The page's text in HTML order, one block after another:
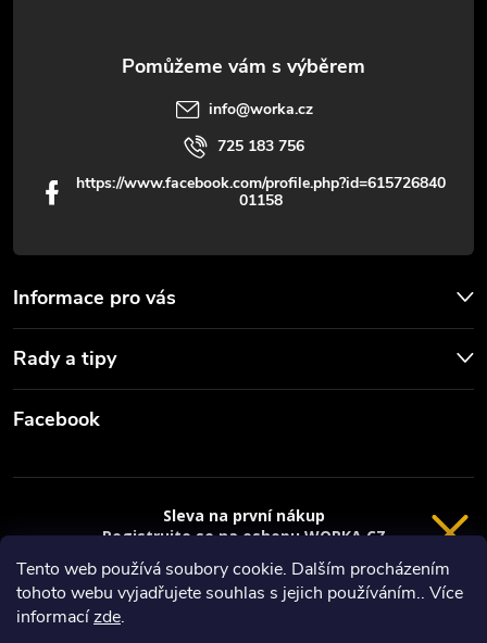
Tento web používá soubory cookie. Dalším procházením
tohoto webu vyjadřujete souhlas s jejich používáním.. Více
informacízde.
Informace pro vás
Rady a tipy
info@worka.cz
725 183 756
https://www.facebook.com/profile.php?id=615726840
01158
Facebook
Copyright 2026
VRÁCENÍ 14 DNÍ
Sleva na první nákup
Registrujte se na eshopu WORKA.CZ
sleva 100 Kč* na nákup je Vaše.
Registrace